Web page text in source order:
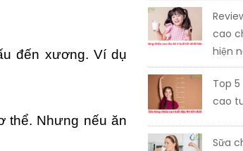
đến xương. Ví dụ
thể. Nhưng nếu ăn
cao
hiện
Top
cao
Sữa